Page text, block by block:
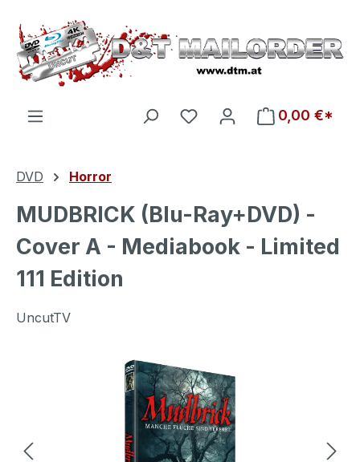
Zum Hauptinhalt springen
Du hast 0 Produkte auf
0,00 €*
DVD Horror
MUDBRICK (Blu-Ray+DVD) -
Cover A - Mediabook - Limited
111 Edition
UncutTV
Bildergalerie überspringen